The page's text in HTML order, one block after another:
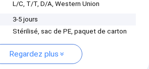
L/C, T/T, D/A, Western Union
3-5 jours
Stérilisé, sac de PE, paquet de carton
Regardez plus